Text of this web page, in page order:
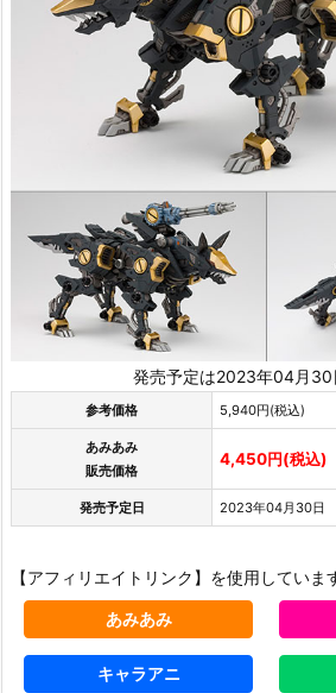
発売予定は2023年04月30
参考価格 5,940円(税込)
あみあみ
販売価格
4,450円(税込)
発売予定日 2023年04月30日
【アフィリエイトリンク】を使用していま
あみあみ
キャラアニ